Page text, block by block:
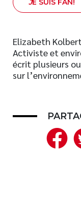
Famille
Témoignages
Vie pratique
Finances
Numérique
Livres audio
Meilleurs vendeurs
JE SUIS FAN!
Elizabeth
Activiste et
écrit plusieurs
sur